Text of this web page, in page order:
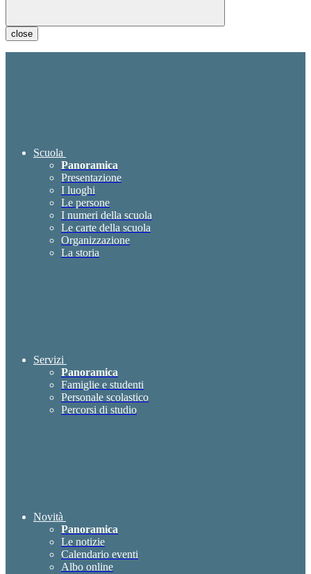
close
Scuola
Panoramica
Presentazione
I luoghi
Le persone
I numeri della scuola
Le carte della scuola
Organizzazione
La storia
Servizi
Panoramica
Famiglie e studenti
Personale scolastico
Percorsi di studio
Novità
Panoramica
Le notizie
Calendario eventi
Albo online